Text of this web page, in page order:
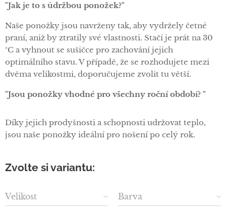
"Jak je to s údržbou ponožek?"
Naše ponožky jsou navrženy tak, aby vydržely četné
praní, aniž by ztratily své vlastnosti. Stačí je prát na 30
°C a vyhnout se sušičce pro zachování jejich
optimálního stavu. V případě, že se rozhodujete mezi
dvěma velikostmi, doporučujeme zvolit tu větší.
"Jsou ponožky vhodné pro všechny roční období? "
Díky jejich prodyšnosti a schopnosti udržovat teplo,
jsou naše ponožky ideální pro nošení po celý rok.
Zvolte si variantu:
Velikost Barva